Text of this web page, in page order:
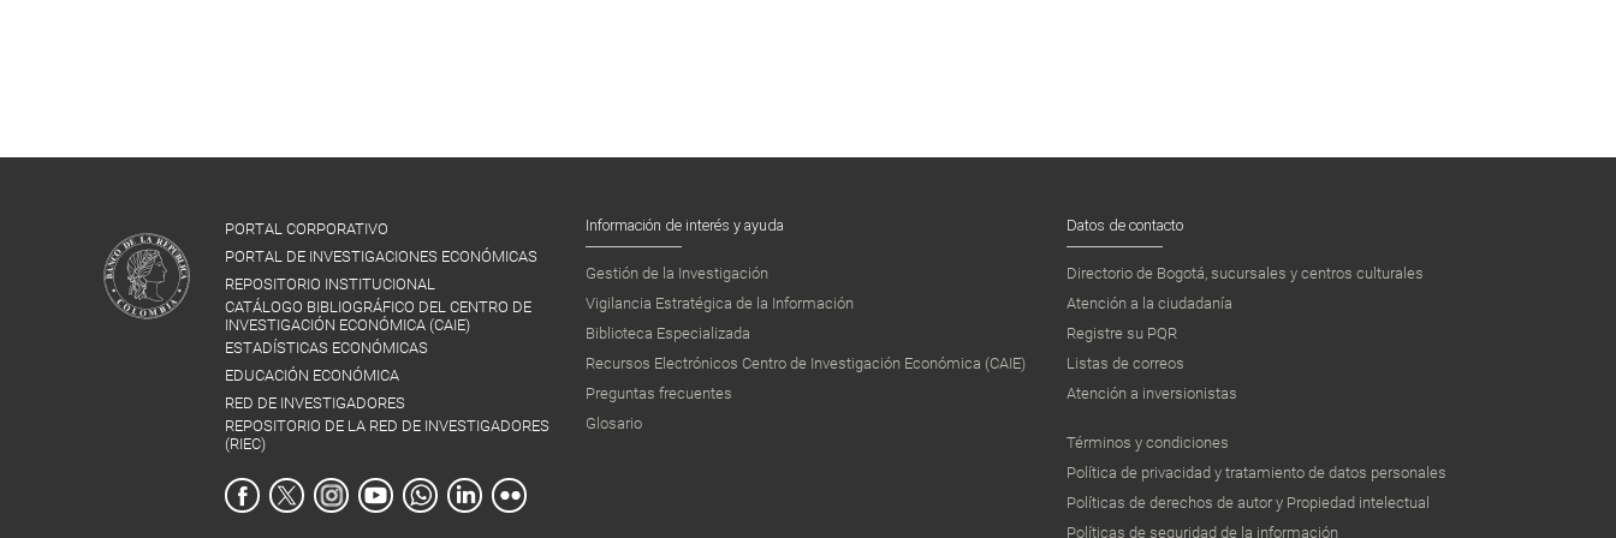
PORTAL CORPORATIVO
PORTAL DE INVESTIGACIONES ECONÓMICAS
REPOSITORIO INSTITUCIONAL
CATÁLOGO BIBLIOGRÁFICO DEL CENTRO DE
INVESTIGACIÓN ECONÓMICA (CAIE)
ESTADÍSTICAS ECONÓMICAS
EDUCACIÓN ECONÓMICA
RED DE INVESTIGADORES
REPOSITORIO DE LA RED DE INVESTIGADORES
(RIEC)
Información de interés y ayuda
Gestión de la Investigación
Vigilancia Estratégica de la Información
Biblioteca Especializada
Recursos Electrónicos Centro de Investigación Económica (CAIE)
Preguntas frecuentes
Glosario
Datos de contacto
Directorio de Bogotá, sucursales y centros culturales
Atención a la ciudadanía
Registre su PQR
Listas de correos
Atención a inversionistas
Términos y condiciones
Política de privacidad y tratamiento de datos personales
Políticas de derechos de autor y Propiedad intelectual
Políticas de seguridad de la información